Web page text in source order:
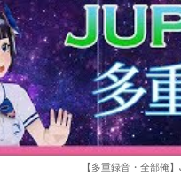
【多重録音・全部俺